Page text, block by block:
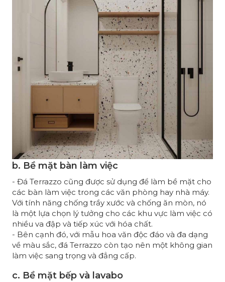
b. Bề mặt bàn làm việc
- Đá Terrazzo cũng được sử dụng để làm bề mặt cho
các bàn làm việc trong các văn phòng hay nhà máy.
Với tính năng chống trầy xước và chống ăn mòn, nó
là một lựa chọn lý tưởng cho các khu vực làm việc có
nhiều va đập và tiếp xúc với hóa chất.
- Bên cạnh đó, với mẫu hoa văn độc đáo và đa dạng
về màu sắc, đá Terrazzo còn tạo nên một không gian
làm việc sang trọng và đẳng cấp.
c. Bề mặt bếp và lavabo